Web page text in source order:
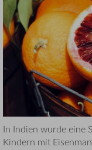
In Indien wurde eine
Kindern mit